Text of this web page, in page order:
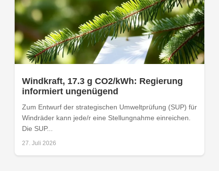
Windkraft, 17.3 g CO2/kWh: Regierung
informiert ungenügend
Zum Entwurf der strategischen Umweltprüfung (SUP) für
Windräder kann jede/r eine Stellungnahme einreichen.
Die SUP...
27. Juli 2026